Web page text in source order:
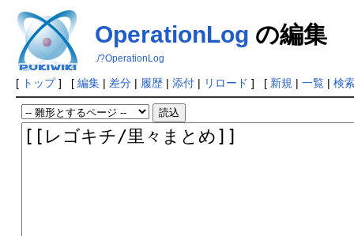
OperationLog の編集
./?OperationLog
[ トップ] [ 編集| 差分| 履歴| 添付| リロード ] [ 新規 | 一覧| 検